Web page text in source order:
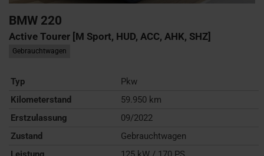
BMW 220
Active Tourer [M Sport, HUD, ACC, AHK, SHZ]
Gebrauchtwagen
Typ
Pkw
Kilometerstand
59.950 km
Erstzulassung
09/2022
Zustand
Gebrauchtwagen